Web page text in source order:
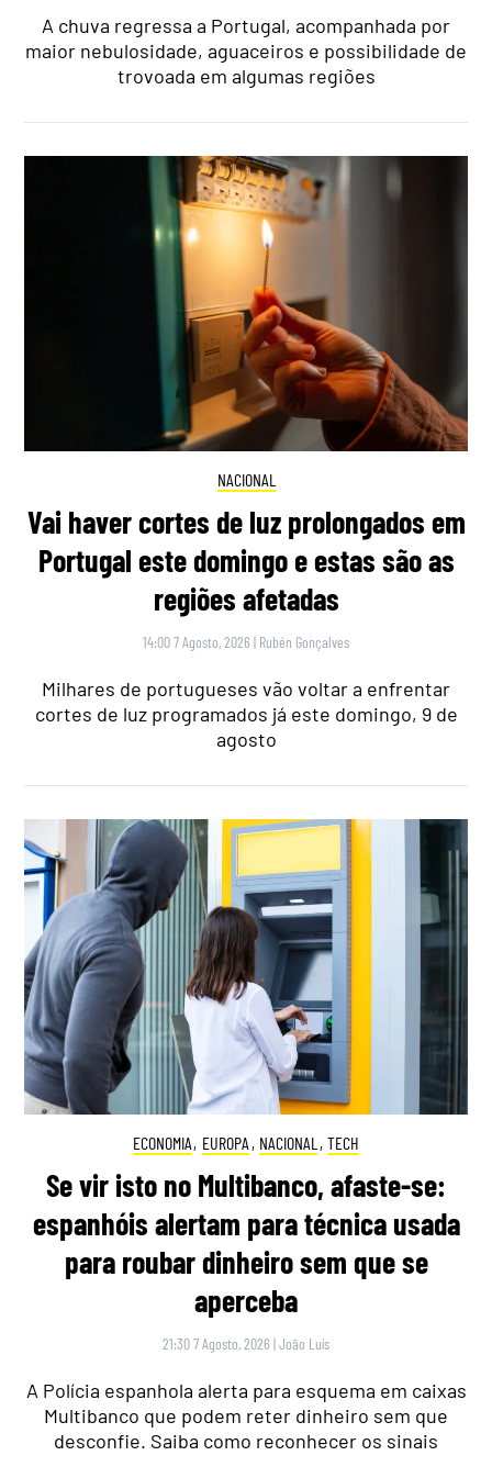
A chuva regressa a Portugal, acompanhada por
maior nebulosidade, aguaceiros e possibilidade de
trovoada em algumas regiões
NACIONAL
Vai haver cortes de luz prolongados em
Portugal este domingo e estas são as
regiões afetadas
14:00 7 Agosto, 2026 | Rubén Gonçalves
Milhares de portugueses vão voltar a enfrentar
cortes de luz programados já este domingo, 9 de
agosto
ECONOMIA, EUROPA , NACIONAL , TECH
Se vir isto no Multibanco, afaste-se:
espanhóis alertam para técnica usada
para roubar dinheiro sem que se
aperceba
21:30 7 Agosto, 2026 |João Luís
A Polícia espanhola alerta para esquema em caixas
Multibanco que podem reter dinheiro sem que
desconfie. Saiba como reconhecer os sinais